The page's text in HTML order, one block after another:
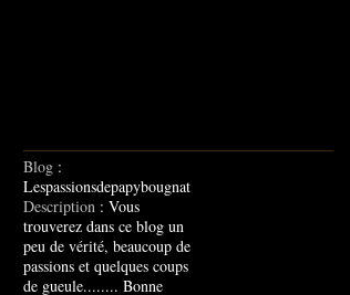
Blog :
Lespassionsdepapybougnat
Description : Vous
trouverez dans ce blog un
peu de vérité, beaucoup de
passions et quelques coups
de gueule........ Bonne